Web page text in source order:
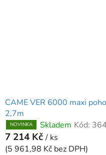
CAME VER 6000 maxi
2,7m
NOVINKA Skladem Kód: 364
7 214 Kč / ks
(5 961,98 Kč bez DPH)